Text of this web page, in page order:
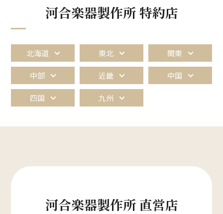
河合楽器製作所 特約店
北海道 東北 関東
中部 近畿 中国
四国 九州
河合楽器製作所 直営店